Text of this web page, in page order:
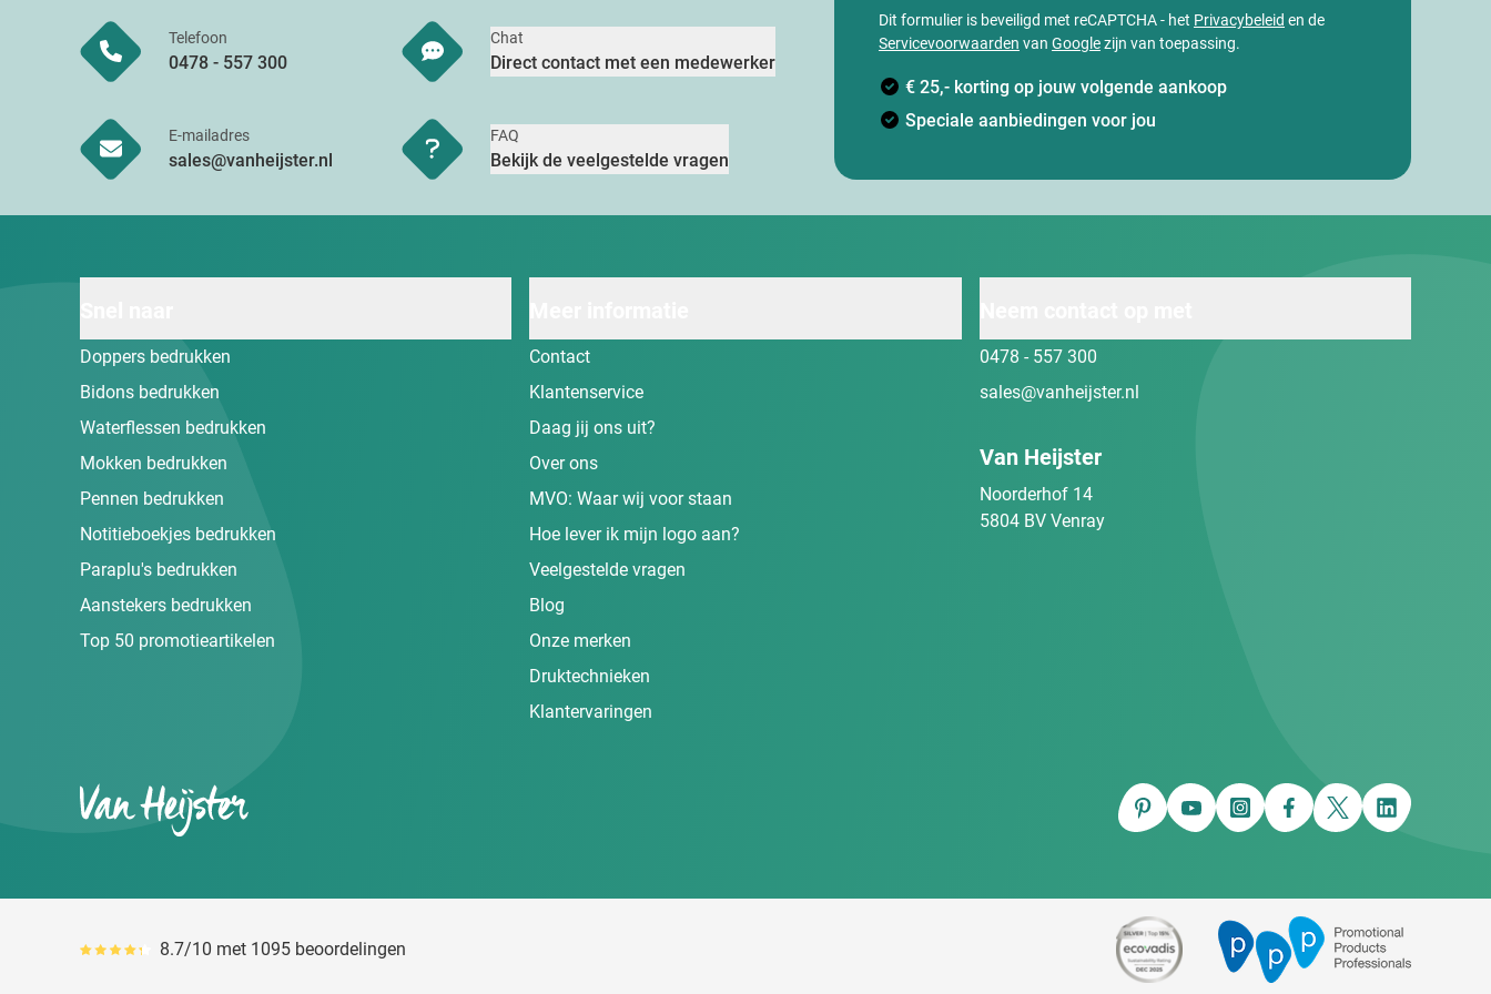
Telefoon
0478 - 557 300
Chat
Direct contact met een medewerker
E-mailadres
sales@vanheijster.nl
FAQ
Bekijk de veelgestelde vragen
Dit formulier is beveiligd met reCAPTCHA - het Privacybeleid en de
Servicevoorwaarden van Googlezijn van toepassing.
€ 25,- korting op jouw volgende aankoop
Speciale aanbiedingen voor jou
Doppers bedrukken
Bidons bedrukken
Waterflessen bedrukken
Mokken bedrukken
Pennen bedrukken
Notitieboekjes bedrukken
Paraplu's bedrukken
Aanstekers bedrukken
Top 50 promotieartikelen
Contact
Klantenservice
Daag jij ons uit?
Over ons
MVO: Waar wij voor staan
Hoe lever ik mijn logo aan?
Veelgestelde vragen
Blog
Onze merken
Druktechnieken
Klantervaringen
0478 - 557 300
sales@vanheijster.nl
Van Heijster
Noorderhof 14
5804 BV Venray
PinterestYouTubeInstagramFacebookTwitterLinkedIn
Gemiddeld reviewpercentage is 87
8.7/10 met 1095 beoordelingen